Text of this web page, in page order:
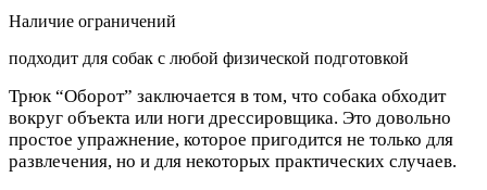
Наличие ограничений
подходит для собак с любой физической подготовкой
Трюк “Оборот” заключается в том, что собака обходит
вокруг объекта или ноги дрессировщика. Это довольно
простое упражнение, которое пригодится не только для
развлечения, но и для некоторых практических случаев.